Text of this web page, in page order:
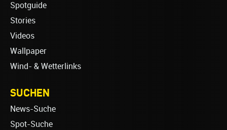
Spotguide
Stories
Videos
Wallpaper
Wind- & Wetterlinks
SUCHEN
News-Suche
Spot-Suche